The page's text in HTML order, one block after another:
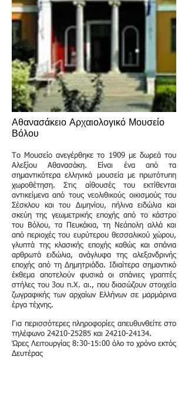
Αθανασάκειο Αρχαιολογικό Μουσείο
Βόλου
Το Μουσείο ανεγέρθηκε το 1909 με δωρεά του
Αλεξίου Αθανασάκη. Είναι ένα από τα
σημαντικότερα ελληνικά μουσεία με πρωτότυπη
χωροθέτηση. Στις αίθουσές του εκτίθενται
αντικείμενα από τους νεολιθικούς οικισμούς του
Σέσκλου και του Διμηνίου, πήλινα ειδώλια και
σκεύη της γεωμετρικής εποχής από το κάστρο
του Βόλου, τα Πευκάκια, τη Νεάπολη αλλά και
από περιοχές του ευρύτερου θεσσαλικού χώρου,
γλυπτά της κλασικής εποχής καθώς και σπάνια
αρθρωτά ειδώλια, ανάγλυφα της αλεξανδρινής
εποχής από τη Δημητριάδα. Ιδιαίτερα σημαντικό
έκθεμα αποτελούν φυσικά οι σπάνιες γραπτές
στήλες του 3ου π.Χ. αι., που διασώζουν στοιχεία
ζωγραφικής των αρχαίων Ελλήνων σε μαρμάρινα
έργα τέχνης.
Για περισσότερες πληροφορίες απευθυνθείτε στο
τηλέφωνο 24210-25285 και 24210-24134.
Ώρες Λειτουργίας 8:30-15:00 όλο το χρόνο εκτός
Δευτέρας